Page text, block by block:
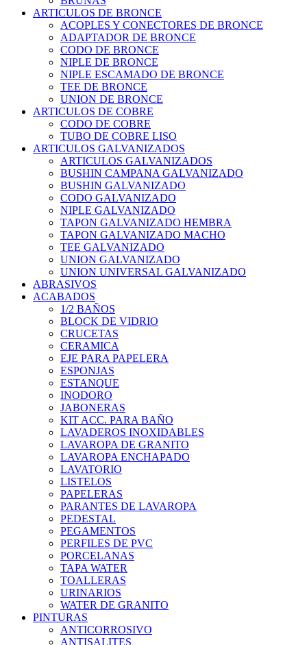
ARTICULOS DE BRONCE
ACOPLES Y CONECTORES DE BRONCE
ADAPTADOR DE BRONCE
CODO DE BRONCE
NIPLE DE BRONCE
NIPLE ESCAMADO DE BRONCE
TEE DE BRONCE
UNION DE BRONCE
ARTICULOS DE COBRE
CODO DE COBRE
TUBO DE COBRE LISO
ARTICULOS GALVANIZADOS
ARTICULOS GALVANIZADOS
BUSHIN CAMPANA GALVANIZADO
BUSHIN GALVANIZADO
CODO GALVANIZADO
NIPLE GALVANIZADO
TAPON GALVANIZADO HEMBRA
TAPON GALVANIZADO MACHO
TEE GALVANIZADO
UNION GALVANIZADO
UNION UNIVERSAL GALVANIZADO
ABRASIVOS
ACABADOS
1/2 BAÑOS
BLOCK DE VIDRIO
CRUCETAS
CERAMICA
EJE PARA PAPELERA
ESPONJAS
ESTANQUE
INODORO
JABONERAS
KIT ACC. PARA BAÑO
LAVADEROS INOXIDABLES
LAVAROPA DE GRANITO
LAVAROPA ENCHAPADO
LAVATORIO
LISTELOS
PAPELERAS
PARANTES DE LAVAROPA
PEDESTAL
PEGAMENTOS
PERFILES DE PVC
PORCELANAS
TAPA WATER
TOALLERAS
URINARIOS
WATER DE GRANITO
PINTURAS
ANTICORROSIVO
ANTISALITES